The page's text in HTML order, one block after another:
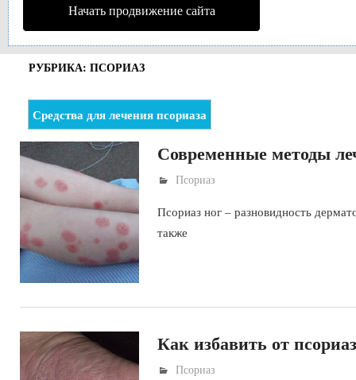
Начать продвижение сайта
РУБРИКА: ПСОРИАЗ
Средства для лечения псориаза
Современные методы
Псориаз
Псориаз ног – разновидность
также
Как избавить от
Псориаз